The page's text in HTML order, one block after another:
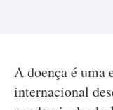
A doença é uma
internacional